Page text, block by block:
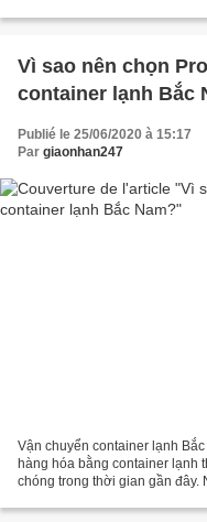
Vì sao nên chọn
container lạnh Bắc
Publié le 25/06/2020 à 15:17
Par giaonhan247
Vận chuyển container lạnh
hàng hóa bằng container lạnh
chóng trong thời gian gần đây.